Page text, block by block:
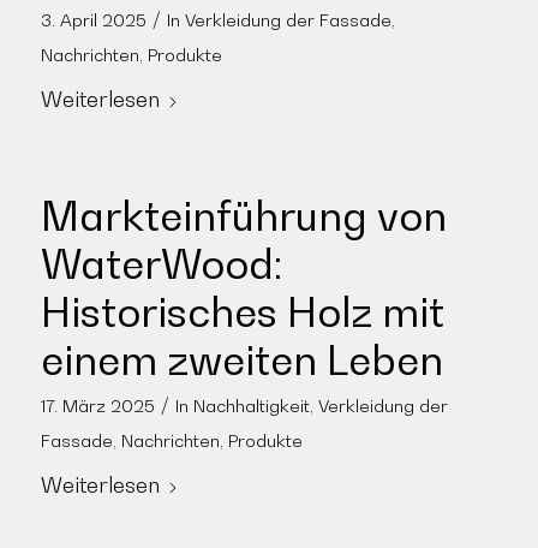
3. April 2025 / In Verkleidung der Fassade
Nachrichten Produkte
Weiterlesen
Markteinführung von
WaterWood:
Historisches Holz mit
einem zweiten Leben
17. März 2025 / In Nachhaltigkeit, Verkleidung der
Fassade Nachrichten Produkte
Weiterlesen